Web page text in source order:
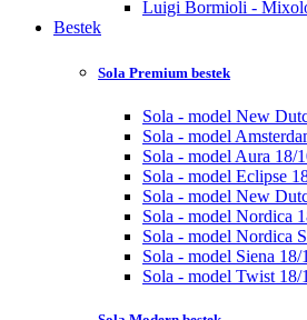
Luigi Bormioli -
Bestek
Sola Premium bestek
Sola - model New
Sola - model
Sola - model Aura 18/
Sola - model Eclipse
Sola - model New
Sola - model Nordica
Sola - model Nordica
Sola - model Siena 18/
Sola - model Twist 18/